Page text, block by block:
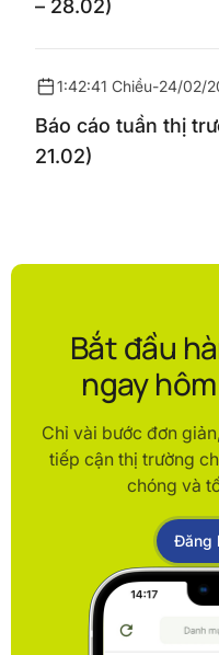
– 28.02)
1:42:41 Chiều-24/02/
Báo cáo tuần thị
21.02)
Bắt đầu
ngay
Chỉ vài bước đơn
tiếp cận thị trường
chóng và
Đăng